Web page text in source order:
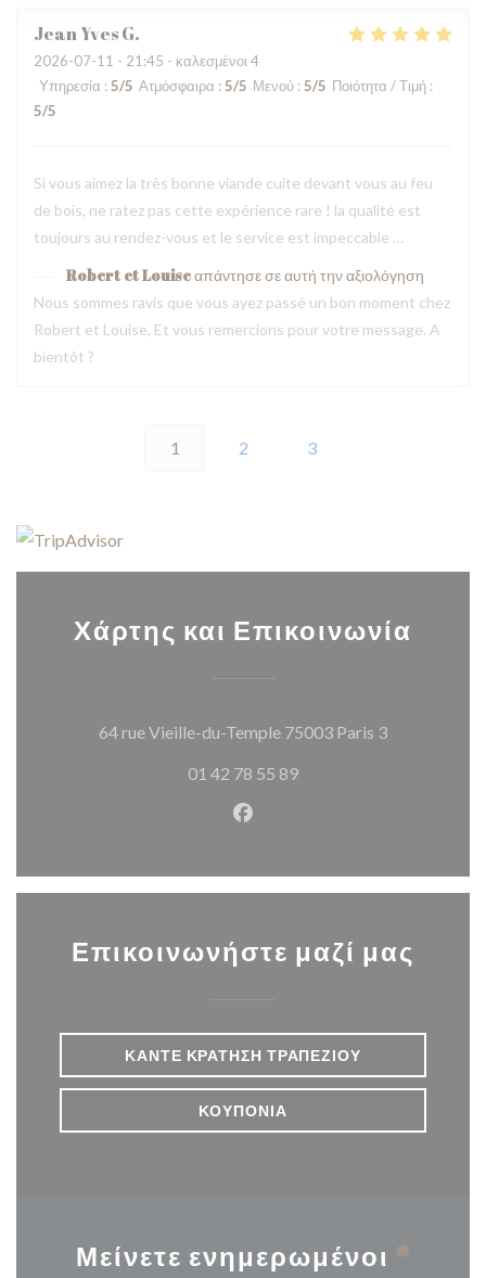
Jean YvesG
2026-07-11 - 21:45 - καλεσμένοι 4
Υπηρεσία : 5/5 Ατμόσφαιρα : 5/5 Μενού : 5/5 Ποιότητα / Τιμή :
5/5
Si vous aimez la très bonne viande cuite devant vous au feu
de bois, ne ratez pas cette expérience rare ! la qualité est
toujours au rendez-vous et le service est impeccable …
Robert et Louiseαπάντησε σε αυτή την αξιολόγηση
Nous sommes ravis que vous ayez passé un bon moment chez
Robert et Louise, Et vous remercions pour votre message. A
bientôt ?
1 2 3
Χάρτης και Επικοινωνία
64 rue Vieille-du-Temple 75003 Paris 3((ανοίγει σε
01 42 78 55 89
Facebook ((ανοίγει σε νέο
Επικοινωνήστε μαζί μας
ΚΆΝΤΕ ΚΡΆΤΗΣΗ ΤΡΑΠΕΖΙΟΎ
ΚΟΥΠΌΝΙΑ
Μείνετε ενημερωμένοι *